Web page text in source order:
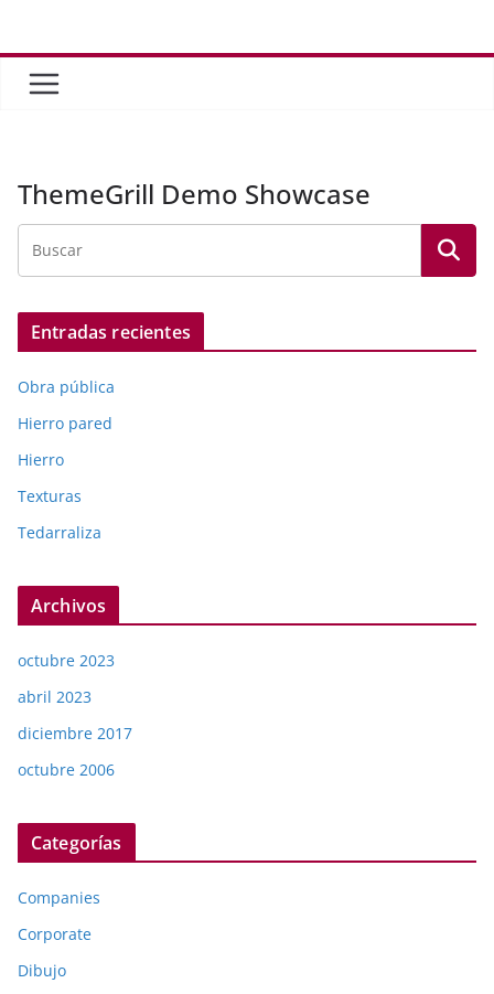
contenido
ThemeGrill Demo Showcase
Entradas recientes
Obra pública
Hierro pared
Hierro
Texturas
Tedarraliza
Archivos
octubre 2023
abril 2023
diciembre 2017
octubre 2006
Categorías
Companies
Corporate
Dibujo